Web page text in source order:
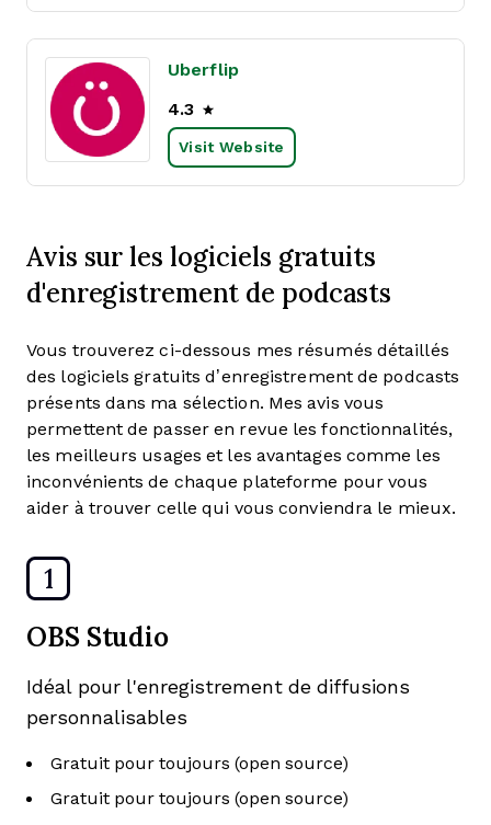
Uberflip
4.3
Visit Website
Avis sur les logiciels gratuits
d'enregistrement de podcasts
Vous trouverez ci-dessous mes résumés détaillés
des logiciels gratuits d’enregistrement de podcasts
présents dans ma sélection. Mes avis vous
permettent de passer en revue les fonctionnalités,
les meilleurs usages et les avantages comme les
inconvénients de chaque plateforme pour vous
aider à trouver celle qui vous conviendra le mieux.
1
OBS Studio
Idéal pour l'enregistrement de diffusions
personnalisables
Gratuit pour toujours (open source)
Gratuit pour toujours (open source)